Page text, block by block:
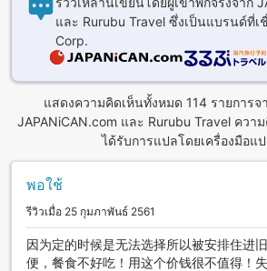
และ Rurubu Travel ซึ่งเป็นแบรนด์ที่เ
Corp.
แสดงความคิดเห็นทั้งหมด 114 รายการจ
JAPANiCAN.com และ Rurubu Travel ควา
ได้รับการแปลโดยเครื่องมือแ
พอใช้
รีวิวเมื่อ 25 กุมภาพันธ์ 2561
因为定的时候是无法选择所以被安排住进
便，餐食不好吃！用这个价钱很不值得！